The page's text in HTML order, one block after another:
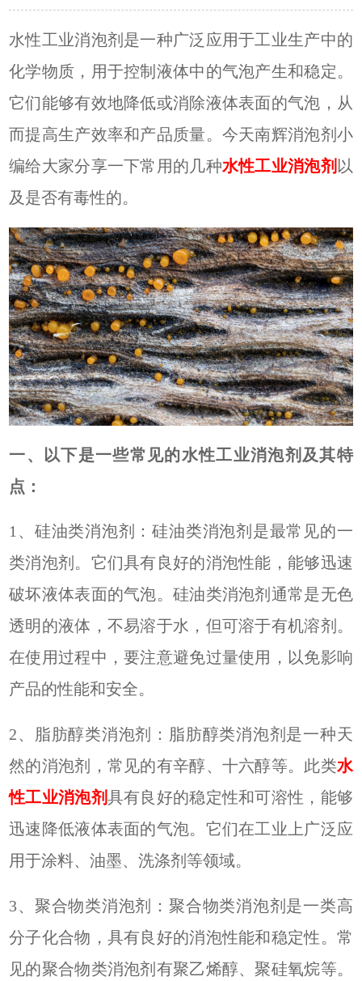
水性工业消泡剂是一种广泛应用于工业生产中的
化学物质，用于控制液体中的气泡产生和稳定。
它们能够有效地降低或消除液体表面的气泡，从
而提高生产效率和产品质量。 今天南辉消泡剂小
编给大家分享一下常用的几种水性工业消泡剂 以
及是否有毒性的。
一、
以下是一些常见的水性工业消泡剂及其特
点：
1、 硅油类消泡剂：硅油类消泡剂是最常见的一
类消泡剂。它们具有良好的消泡性能，能够迅速
破坏液体表面的气泡。硅油类消泡剂通常是无色
透明的液体，不易溶于水，但可溶于有机溶剂。
在使用过程中，要注意避免过量使用，以免影响
产品的性能和安全。
2、
脂肪醇类消泡剂：脂肪醇类消泡剂是一种天
然的消泡剂，常见的有辛醇、十六醇等。此类水
性工业消泡剂具有良好的稳定性和可溶性，能够
迅速降低液体表面的气泡。它们在工业上广泛应
用于涂料、油墨、洗涤剂等领域。
3、 聚合物类消泡剂：聚合物类消泡剂是一类高
分子化合物，具有良好的消泡性能和稳定性。常
见的聚合物类消泡剂有聚乙烯醇、聚硅氧烷等。